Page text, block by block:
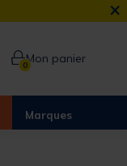
×
0Mon panier
Marques